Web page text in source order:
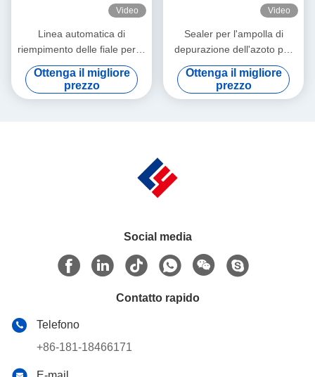
Video
Linea automatica di
riempimento delle fiale per la
soluzione del rigeneratore di
collagene, linea di
riempimento ad alta velocità
Ottenga il migliore
prezzo
Video
Sealer per l'ampolla di
depurazione dell'azoto per
prodotti biologici sensibili
all'ossigeno 1-10 ml, ad alta
capacità con isolatore e
Ottenga il migliore
prezzo
Social media
Contatto rapido
Telefono
+86-181-18466171